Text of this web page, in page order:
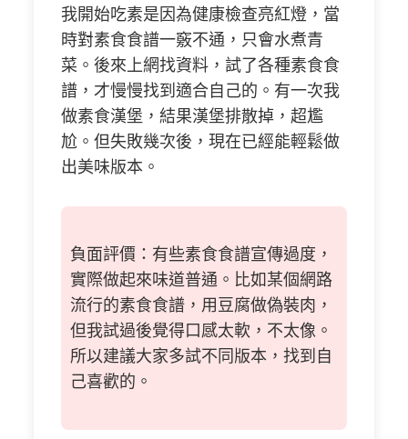
我開始吃素是因為健康檢查亮紅燈，當
時對素食食譜一竅不通，只會水煮青
菜。後來上網找資料，試了各種素食食
譜，才慢慢找到適合自己的。有一次我
做素食漢堡，結果漢堡排散掉，超尷
尬。但失敗幾次後，現在已經能輕鬆做
出美味版本。
負面評價：有些素食食譜宣傳過度，
實際做起來味道普通。比如某個網路
流行的素食食譜，用豆腐做偽裝肉，
但我試過後覺得口感太軟，不太像。
所以建議大家多試不同版本，找到自
己喜歡的。